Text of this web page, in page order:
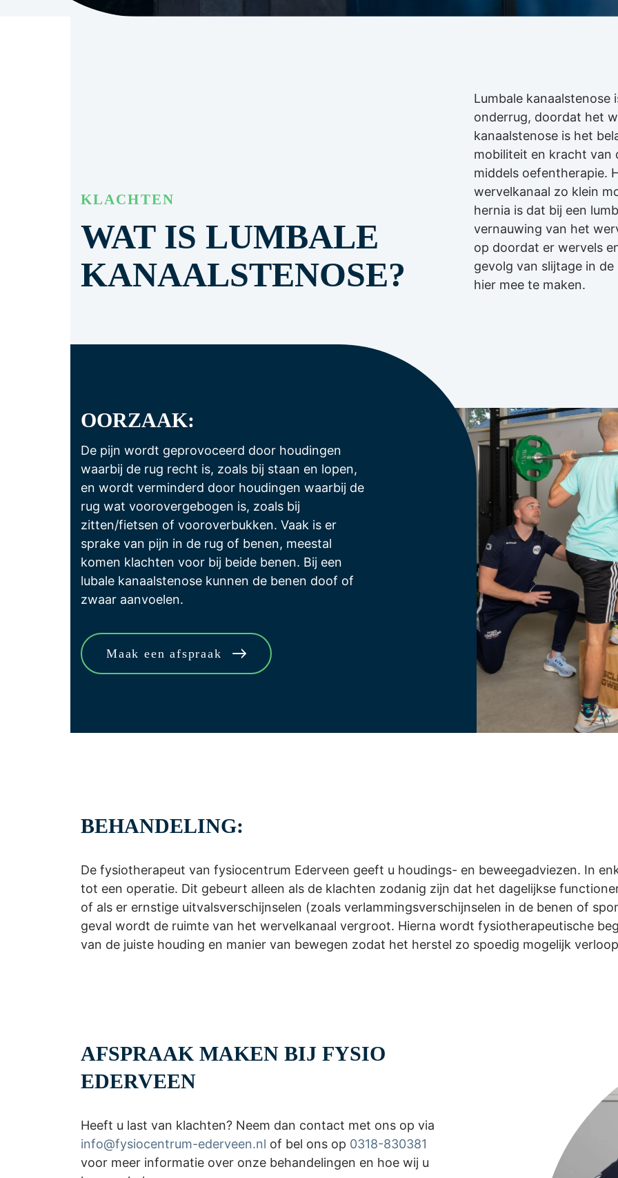
KLACHTEN
WAT IS LUMBALE
KANAALSTENOSE?
Lumbale kanaalstenose
onderrug, doordat het
kanaalstenose is het
mobiliteit en kracht van
middels oefentherapie.
wervelkanaal zo klein
hernia is dat bij een
vernauwing van het
op doordat er wervels
gevolg van slijtage in
hier mee te maken.
OORZAAK:
De pijn wordt geprovoceerd door houdingen
waarbij de rug recht is, zoals bij staan en lopen,
en wordt verminderd door houdingen waarbij de
rug wat voorovergebogen is, zoals bij
zitten/fietsen of vooroverbukken. Vaak is er
sprake van pijn in de rug of benen, meestal
komen klachten voor bij beide benen. Bij een
lubale kanaalstenose kunnen de benen doof of
zwaar aanvoelen.
Maak een afspraak
BEHANDELING:
De fysiotherapeut van fysiocentrum Ederveen geeft u houdings- en beweegadviezen. In
tot een operatie. Dit gebeurt alleen als de klachten zodanig zijn dat het dagelijkse
of als er ernstige uitvalsverschijnselen (zoals verlammingsverschijnselen in de benen of
geval wordt de ruimte van het wervelkanaal vergroot. Hierna wordt fysiotherapeutische
van de juiste houding en manier van bewegen zodat het herstel zo spoedig mogelijk
AFSPRAAK MAKEN BIJ FYSIO
EDERVEEN
Heeft u last van klachten? Neem dan contact met ons op via
info@fysiocentrum-ederveen.nl of bel ons op 0318-830381
voor meer informatie over onze behandelingen en hoe wij u